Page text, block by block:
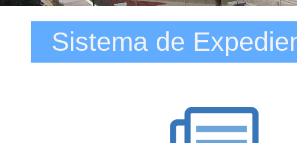
Sistema de